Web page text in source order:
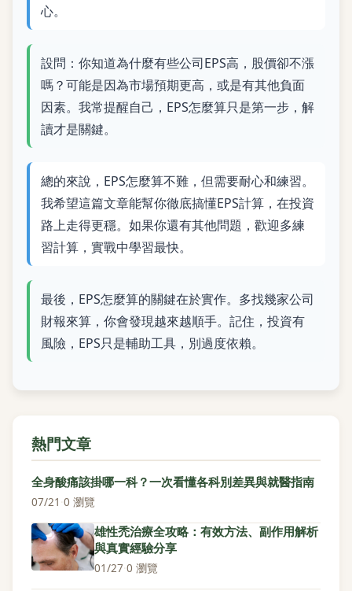
心。
設問：你知道為什麼有些公司EPS高，股價卻不漲
嗎？可能是因為市場預期更高，或是有其他負面
因素。我常提醒自己，EPS怎麼算只是第一步，解
讀才是關鍵。
總的來說，EPS怎麼算不難，但需要耐心和練習。
我希望這篇文章能幫你徹底搞懂EPS計算，在投資
路上走得更穩。如果你還有其他問題，歡迎多練
習計算，實戰中學習最快。
最後，EPS怎麼算的關鍵在於實作。多找幾家公司
財報來算，你會發現越來越順手。記住，投資有
風險，EPS只是輔助工具，別過度依賴。
熱門文章
全身酸痛該掛哪一科？一次看懂各科別差異與就醫指南
07/21 ·0 瀏覽
雄性禿治療全攻略：有效方法、副作用解析
與真實經驗分享
01/27·0 瀏覽